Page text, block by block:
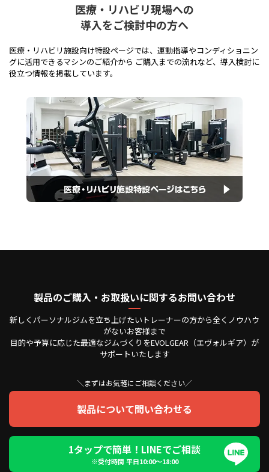
医療・リハビリ現場への
導入をご検討中の方へ
医療・リハビリ施設向け特設ページでは、運動指導やコンディショニン
グに活用できるマシンのご紹介から ご購入までの流れなど、導入検討に
役立つ情報を掲載しています。
製品のご購入・お取扱いに関するお問い合わせ
新しくパーソナルジムを立ち上げたいトレーナーの方から全くノウハウ
がないお客様まで
目的や予算に応じた最適なジムづくりをEVOLGEAR（エヴォルギア）が
サポートいたします
＼まずはお気軽にご相談ください／
製品について問い合わせる
1タップで簡単！LINEでご相談
※受付時間 平日10:00〜18:00